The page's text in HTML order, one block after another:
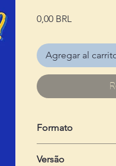
0,00 BRL
Agregar al
Formato
Versão